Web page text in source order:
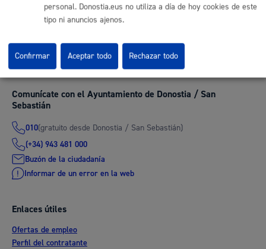
MÁQUINA
Volver al índice Volver atrás
Comunícate con el Ayuntamiento de Donostia / San
Sebastián
010(gratuito desde Donostia / San Sebastián)
(+34) 943 481 000
Buzón de la ciudadanía
Informar de un error en la web
Enlaces útiles
Ofertas de empleo
Perfil del contratante
personal. Donostia.eus no utiliza a día de hoy cookies de este
tipo ni anuncios ajenos.
Rechazar todo
Confirmar Aceptar todo